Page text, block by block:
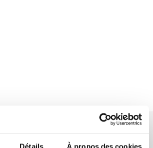
Détails À propos des cookies